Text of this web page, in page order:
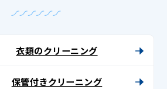
衣類のクリーニング
保管付きクリーニング